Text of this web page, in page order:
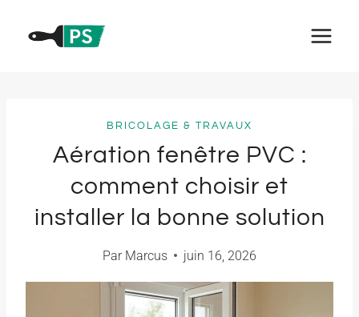
BRICOLAGE & TRAVAUX
Aération fenêtre PVC :
comment choisir et
installer la bonne solution
Par Marcus juin 16, 2026